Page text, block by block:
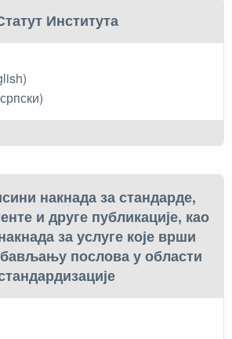
Института
накнада за стандарде,
и друге публикације, као
за услуге које врши
послова у области